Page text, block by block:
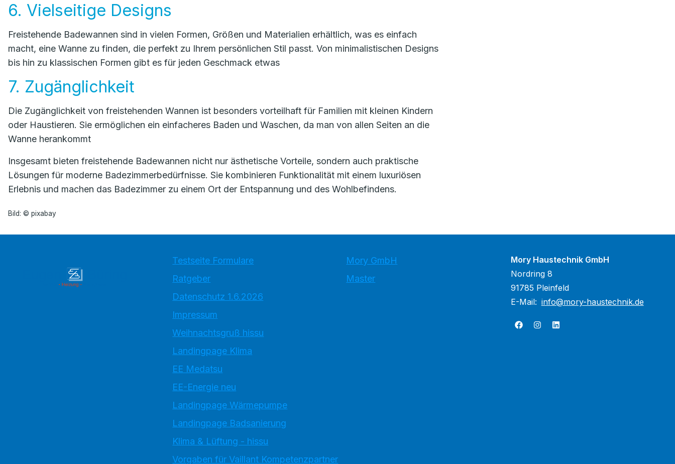
6. Vielseitige Designs
Freistehende Badewannen sind in vielen Formen, Größen und Materialien erhältlich, was es einfach
macht, eine Wanne zu finden, die perfekt zu Ihrem persönlichen Stil passt. Von minimalistischen Designs
bis hin zu klassischen Formen gibt es für jeden Geschmack etwas
7. Zugänglichkeit
Die Zugänglichkeit von freistehenden Wannen ist besonders vorteilhaft für Familien mit kleinen Kindern
oder Haustieren. Sie ermöglichen ein einfacheres Baden und Waschen, da man von allen Seiten an die
Wanne herankommt
Insgesamt bieten freistehende Badewannen nicht nur ästhetische Vorteile, sondern auch praktische
Lösungen für moderne Badezimmerbedürfnisse. Sie kombinieren Funktionalität mit einem luxuriösen
Erlebnis und machen das Badezimmer zu einem Ort der Entspannung und des Wohlbefindens.
Bild: © pixabay
Testseite Formulare
Ratgeber
Datenschutz 1.6.2026
Impressum
Weihnachtsgruß hissu
Landingpage Klima
EE Medatsu
EE-Energie neu
Landingpage Wärmepumpe
Landingpage Badsanierung
Klima & Lüftung - hissu
Vorgaben für Vaillant Kompetenzpartner
Mory GmbH
Master
Mory Haustechnik GmbH
Nordring 8
91785 Pleinfeld
E-Mail: info@mory-haustechnik.de